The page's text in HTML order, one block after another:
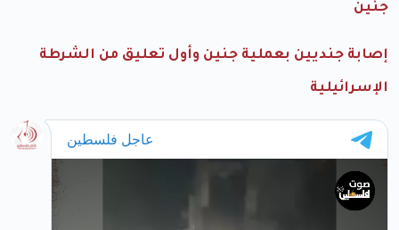
جنين
إصابة جنديين بعملية جنين وأول تعليق من الشرطة
الإسرائيلية